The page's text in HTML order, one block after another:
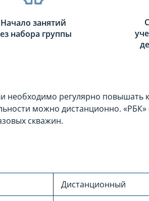
Начало занятий
набора группы
необходимо регулярно
можно дистанционно. «РБК»
скважин.
Дистанционный